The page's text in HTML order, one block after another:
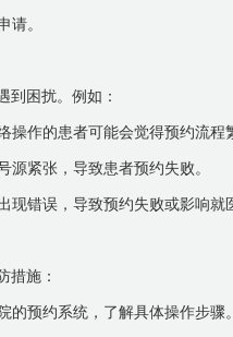
请。
到困扰。例如：
作的患者可能会觉得预约流程
源紧张，导致患者预约失败。
错误，导致预约失败或影响就
措施：
的预约系统，了解具体操作步骤。